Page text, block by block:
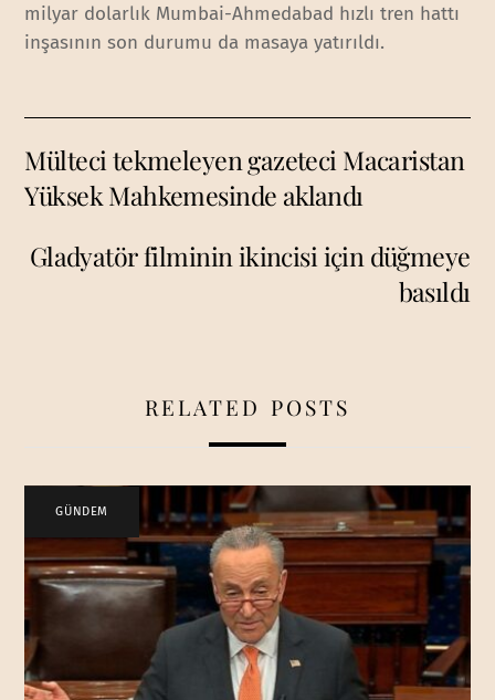
milyar dolarlık Mumbai-Ahmedabad hızlı tren hattı
inşasının son durumu da masaya yatırıldı.
Mülteci tekmeleyen gazeteci Macaristan
Yüksek Mahkemesinde aklandı
Gladyatör filminin ikincisi için düğmeye
basıldı
RELATED POSTS
GÜNDEM